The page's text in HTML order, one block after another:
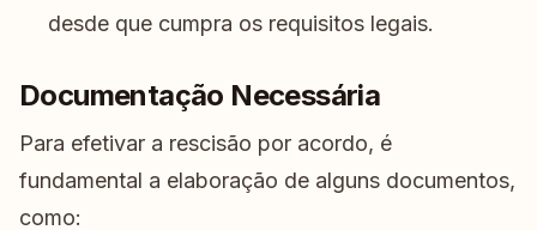
desde que cumpra os requisitos legais.
Documentação Necessária
Para efetivar a rescisão por acordo, é
fundamental a elaboração de alguns documentos,
como: